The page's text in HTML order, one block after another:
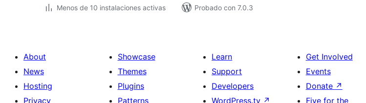
Menos de 10 instalaciones activas
Probado con 7.0.3
About
News
Hosting
Privacy
Showcase
Themes
Plugins
Patterns
Learn
Support
Developers
WordPress.tv ↗
Get Involved
Events
Donate ↗
Five for the